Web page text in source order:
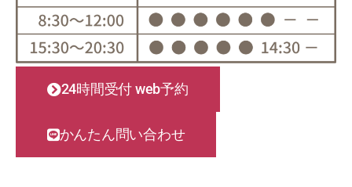
24時間受付 web予約
かんたん問い合わせ